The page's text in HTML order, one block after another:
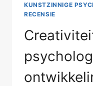
KUNSTZINNIGE
RECENSIE